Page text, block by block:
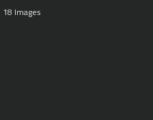
18 Images